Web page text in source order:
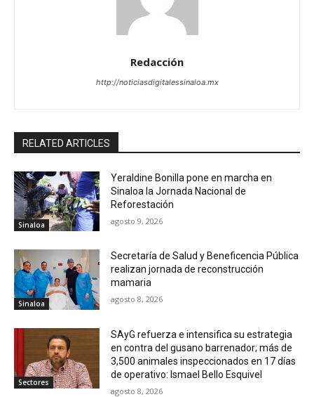
Redacción
http://noticiasdigitalessinaloa.mx
RELATED ARTICLES
Sinaloa
Yeraldine Bonilla pone en marcha en
Sinaloa la Jornada Nacional de
Reforestación
agosto 9, 2026
Sinaloa
Secretaría de Salud y Beneficencia Pública
realizan jornada de reconstrucción
mamaria
agosto 8, 2026
Sectores
SAyG refuerza e intensifica su estrategia
en contra del gusano barrenador; más de
3,500 animales inspeccionados en 17 días
de operativo: Ismael Bello Esquivel
agosto 8, 2026